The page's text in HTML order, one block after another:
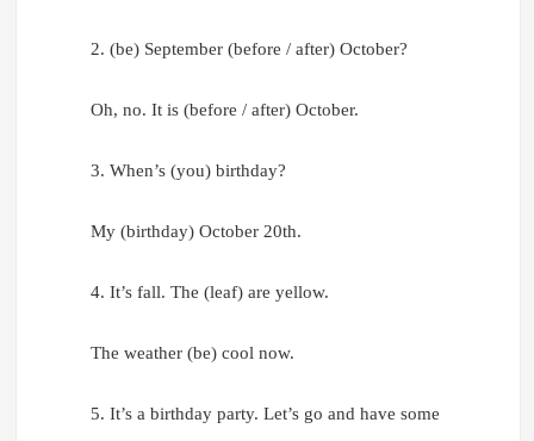
2. (be) September (before / after) October?
Oh, no. It is (before / after) October.
3. When’s (you) birthday?
My (birthday) October 20th.
4. It’s fall. The (leaf) are yellow.
The weather (be) cool now.
5. It’s a birthday party. Let’s go and have some